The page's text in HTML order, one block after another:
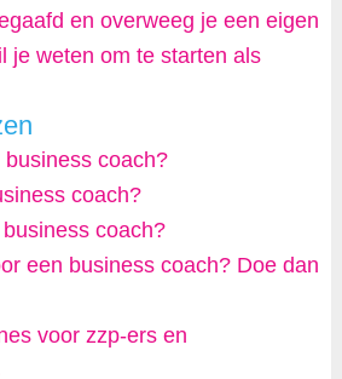
en overweeg je een eigen
je weten om te starten als
coach?
coach?
coach?
een business coach? Doe dan
voor zzp-ers en